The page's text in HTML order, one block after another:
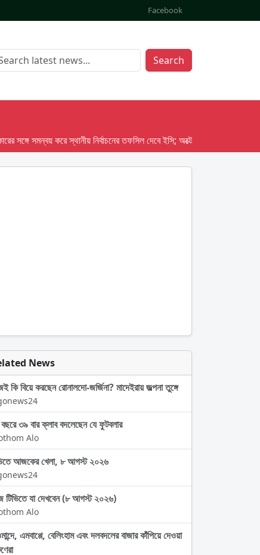
Facebook
Search
সমন্বয় করে স্থানীয় নির্বাচনের তফসিল দেবে ইসি; অক্টোবর লক্ষ্য ধরে প্রস্তুতি
News
কি বিয়ে করছেন রোনালদো-জর্জিনা? মাদেইরায় জল্পনা তুঙ্গে
৩৯ বার ক্লাব বদলেছেন যে ফুটবলার
Alo
আজকের খেলা, ৮ আগস্ট ২০২৬
যা দেখবেন (৮ আগস্ট ২০২৬)
Alo
এমবাপ্পে, বেলিংহাম এবং দলবদলের বাজার কাঁপিয়ে দেওয়া